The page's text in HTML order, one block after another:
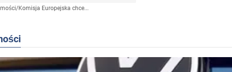
/Komisja Europejska chce...